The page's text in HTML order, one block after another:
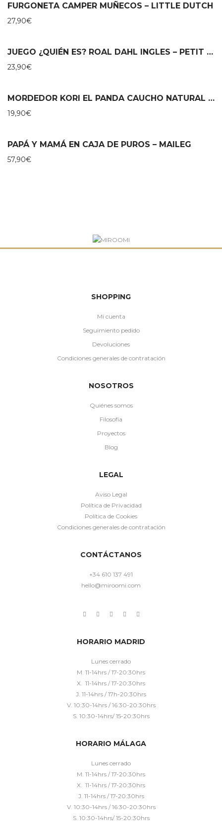
FURGONETA CAMPER MUÑECOS – LITTLE DUTCH
27,90€
JUEGO ¿QUIÉN ES? ROAL DAHL INGLES – PETIT COLLAGE
23,90€
MORDEDOR KORI EL PANDA CAUCHO NATURAL – LANCO
19,90€
PAPÁ Y MAMÁ EN CAJA DE PUROS – MAILEG
57,90€
SHOPPING
Mi cuenta
Seguimiento pedido
Devoluciones
Condiciones generales de contratación
NOSOTROS
Quiénes somos
Filosofía
Proyectos
Blog
LEGAL
Aviso Legal
Política de Privacidad
Política de Cookies
Condiciones generales de contratación
CONTÁCTANOS
+34 610 137 491
hello@miroomi.com
HORARIO MADRID
Lunes cerrado
M. 11-14hrs / 17-20:30hrs
X. 11-14hrs / 17-20:30hrs
J. 11-14hrs / 17h-20:30hrs
V. 10:30-14hrs / 16:30-20:30hrs
S. 10:30-14hrs/ 15-20:30hrs
HORARIO MÁLAGA
Lunes cerrado
M. 11-14hrs / 17-20:30hrs
X. 11-14hrs / 17-20:30hrs
J. 11-14hrs / 17-20:30hrs
V. 10:30-14hrs / 16:30-20:30hrs
S. 10:30-14hrs/ 15-20:30hrs